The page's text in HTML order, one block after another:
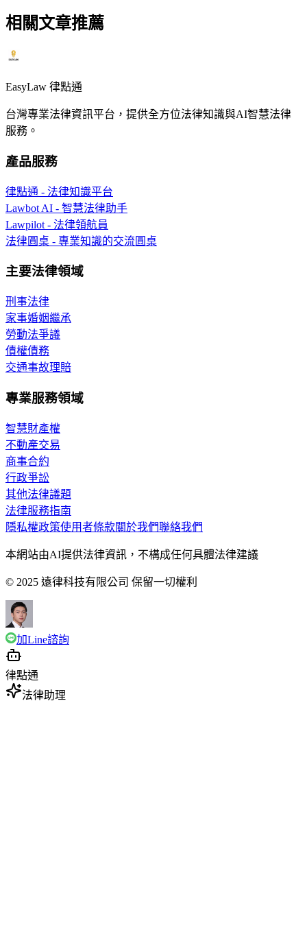
相關文章推薦
EasyLaw 律點通
台灣專業法律資訊平台，提供全方位法律知識與AI智慧法律
服務。
產品服務
律點通 - 法律知識平台
Lawbot AI - 智慧法律助手
Lawpilot - 法律領航員
法律圓桌 - 專業知識的交流圓桌
主要法律領域
刑事法律
家事婚姻繼承
勞動法爭議
債權債務
交通事故理賠
專業服務領域
智慧財產權
不動產交易
商事合約
行政爭訟
其他法律議題
法律服務指南
隱私權政策使用者條款關於我們聯絡我們
本網站由AI提供法律資訊，不構成任何具體法律建議
© 2025 遠律科技有限公司 保留一切權利
加Line諮詢
律點通
法律助理